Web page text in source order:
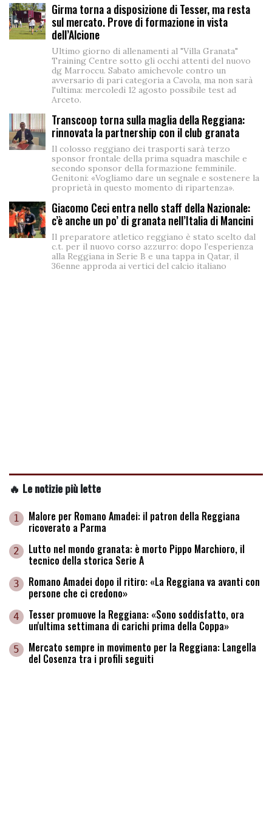
Girma torna a disposizione di Tesser, ma resta
sul mercato. Prove di formazione in vista
dell’Alcione
Ultimo giorno di allenamenti al "Villa Granata"
Training Centre sotto gli occhi attenti del nuovo
dg Marroccu. Sabato amichevole contro un
avversario di pari categoria a Cavola, ma non sarà
l'ultima: mercoledì 12 agosto possibile test ad
Arceto.
Transcoop torna sulla maglia della Reggiana:
rinnovata la partnership con il club granata
Il colosso reggiano dei trasporti sarà terzo
sponsor frontale della prima squadra maschile e
secondo sponsor della formazione femminile.
Genitoni: «Vogliamo dare un segnale e sostenere la
proprietà in questo momento di ripartenza».
Giacomo Ceci entra nello staff della Nazionale:
c’è anche un po’ di granata nell’Italia di Mancini
Il preparatore atletico reggiano è stato scelto dal
c.t. per il nuovo corso azzurro: dopo l’esperienza
alla Reggiana in Serie B e una tappa in Qatar, il
36enne approda ai vertici del calcio italiano
🔥 Le notizie più lette
1 Malore per Romano Amadei: il patron della Reggiana
ricoverato a Parma
2 Lutto nel mondo granata: è morto Pippo Marchioro, il
tecnico della storica Serie A
3 Romano Amadei dopo il ritiro: «La Reggiana va avanti con
persone che ci credono»
4 Tesser promuove la Reggiana: «Sono soddisfatto, ora
un'ultima settimana di carichi prima della Coppa»
5 Mercato sempre in movimento per la Reggiana: Langella
del Cosenza tra i profili seguiti